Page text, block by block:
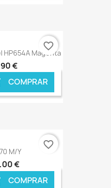
HP654A Magenta
€
COMPRAR
€ ONLINE
favorite_border
M/Y
€
COMPRAR
favorite_border